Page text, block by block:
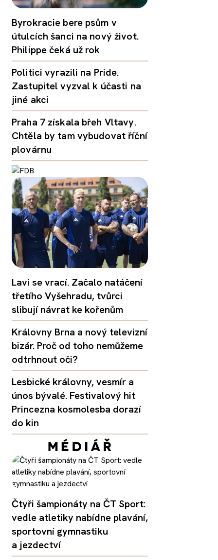
Byrokracie bere psům v
útulcích šanci na nový život.
Philippe čeká už rok
Politici vyrazili na Pride.
Zastupitel vyzval k účasti na
jiné akci
Praha 7 získala břeh Vltavy.
Chtěla by tam vybudovat říční
plovárnu
Lavi se vrací. Začalo natáčení
třetího Vyšehradu, tvůrci
slibují návrat ke kořenům
Královny Brna a nový televizní
bizár. Proč od toho nemůžeme
odtrhnout oči?
Lesbické královny, vesmír a
únos bývalé. Festivalový hit
Princezna kosmolesba dorazí
do kin
Čtyři šampionáty na ČT Sport:
vedle atletiky nabídne plavání,
sportovní gymnastiku
a jezdectví